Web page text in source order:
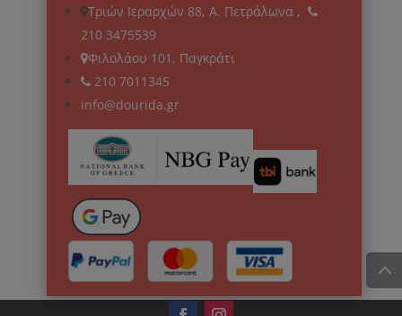
Τριών Ιεραρχών 88, Α. Πετράλωνα ,
210 3475539
Φιλολάου 101, Παγκράτι
210 7011345
info@dourida.gr